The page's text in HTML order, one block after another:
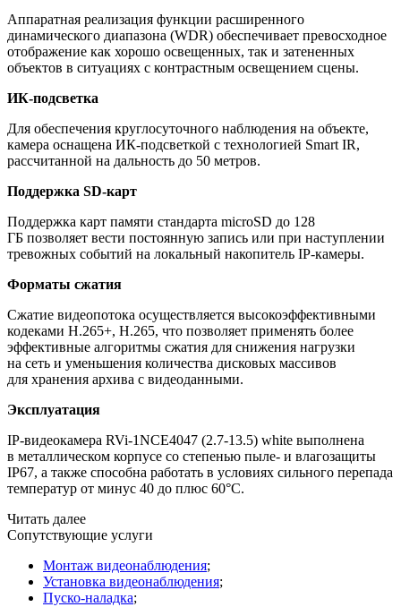
Аппаратная реализация функции расширенного
динамического диапазона (WDR) обеспечивает превосходное
отображение как хорошо освещенных, так и затененных
объектов в ситуациях с контрастным освещением сцены.
ИК-подсветка
Для обеспечения круглосуточного наблюдения на объекте,
камера оснащена ИК-подсветкой с технологией Smart IR,
рассчитанной на дальность до 50 метров.
Поддержка SD-карт
Поддержка карт памяти стандарта microSD до 128
ГБ позволяет вести постоянную запись или при наступлении
тревожных событий на локальный накопитель IP-камеры.
Форматы сжатия
Сжатие видеопотока осуществляется высокоэффективными
кодеками H.265+, H.265, что позволяет применять более
эффективные алгоритмы сжатия для снижения нагрузки
на сеть и уменьшения количества дисковых массивов
для хранения архива с видеоданными.
Эксплуатация
IP-видеокамера RVi-1NCE4047 (2.7-13.5) white выполнена
в металлическом корпусе со степенью пыле- и влагозащиты
IP67, а также способна работать в условиях сильного перепада
температур от минус 40 до плюс 60°С.
Читать далее
Сопутствующие услуги
Монтаж видеонаблюдения;
Установка видеонаблюдения;
Пуско-наладка;